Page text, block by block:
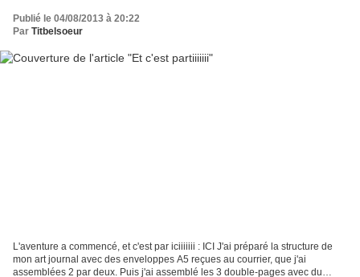
Publié le 04/08/2013 à 20:22
Par Titbelsoeur
L'aventure a commencé, et c'est par iciiiiiii : ICI J'ai préparé la structure de
mon art journal avec des enveloppes A5 reçues au courrier, que j'ai
assemblées 2 par deux. Puis j'ai assemblé les 3 double-pages avec du